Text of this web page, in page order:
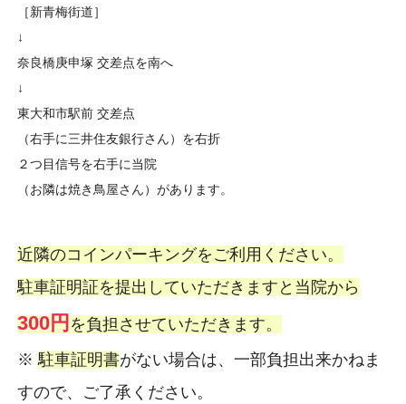
［新青梅街道］
↓
奈良橋庚申塚 交差点を南へ
↓
東大和市駅前 交差点
（右手に三井住友銀行さん）を右折
２つ目信号を右手に当院
（お隣は焼き鳥屋さん）があります。
近隣のコインパーキングをご利用ください。
駐車証明証を提出していただきますと当院から
300円を負担させていただきます。
※ 駐車証明書がない場合は、一部負担出来かねま
すので、ご了承ください。